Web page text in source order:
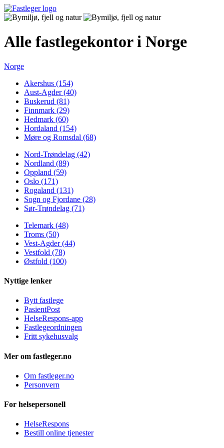
Alle fastlegekontor i Norge
Norge
Akershus (154)
Aust-Agder (40)
Buskerud (81)
Finnmark (29)
Hedmark (60)
Hordaland (154)
Møre og Romsdal (68)
Nord-Trøndelag (42)
Nordland (89)
Oppland (59)
Oslo (171)
Rogaland (131)
Sogn og Fjordane (28)
Sør-Trøndelag (71)
Telemark (48)
Troms (50)
Vest-Agder (44)
Vestfold (78)
Østfold (100)
Nyttige lenker
Bytt fastlege
PasientPost
HelseRespons-app
Fastlegeordningen
Fritt sykehusvalg
Mer om fastleger.no
Om fastleger.no
Personvern
For helsepersonell
HelseRespons
Bestill online tjenester